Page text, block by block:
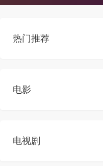
热门推荐
电影
电视剧